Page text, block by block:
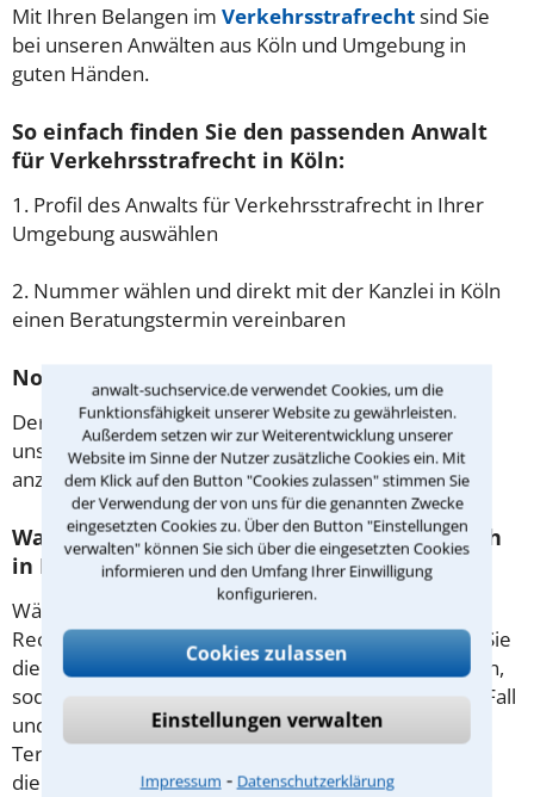
anwalt-suchservice.de verwendet Cookies, um die
Funktionsfähigkeit unserer Website zu gewährleisten.
Außerdem setzen wir zur Weiterentwicklung unserer
Website im Sinne der Nutzer zusätzliche Cookies ein. Mit
dem Klick auf den Button "Cookies zulassen" stimmen Sie
der Verwendung der von uns für die genannten Zwecke
eingesetzten Cookies zu. Über den Button "Einstellungen
verwalten" können Sie sich über die eingesetzten Cookies
informieren und den Umfang Ihrer Einwilligung
konfigurieren.
Cookies zulassen
Einstellungen verwalten
Impressum ⁃ Datenschutzerklärung
Mit Ihren Belangen im Verkehrsstrafrechtsind Sie
bei unseren Anwälten aus Köln und Umgebung in
guten Händen.
So einfach finden Sie den passenden Anwalt
für Verkehrsstrafrecht in Köln:
1. Profil des Anwalts für Verkehrsstrafrecht in Ihrer
Umgebung auswählen
2. Nummer wählen und direkt mit der Kanzlei in Köln
einen Beratungstermin vereinbaren
Noch besser: Lassen Sie sich zurückrufen
Der einfachste Weg zum Anwalt in Köln ist es, über
unser Kontaktformular einen Rückruf der Kanzlei
anzufordern - probieren Sie es gleich aus.
Was passiert beim anwaltlichen Erstgespräch
in Köln?
Während des ersten Gesprächs mit Ihrem
Rechtsanwalt für Verkehrsstrafrecht in Köln haben Sie
die Möglichkeit, in Ruhe den Sachverhalt zu schildern,
sodass Sie eine qualifizierte Einschätzung zu Ihrem Fall
und Ihren Erfolgsaussichten erhalten. In diesem
Termin besprechen Sie dann mit Ihrem Anwalt auch
die weitere Vorgehensweise in Ihrem Fall.